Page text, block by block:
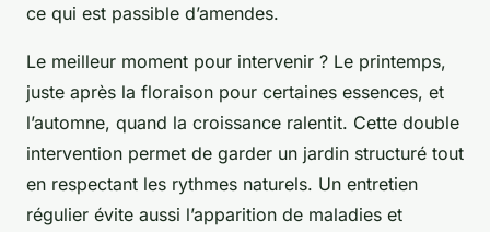
ce qui est passible d’amendes.
Le meilleur moment pour intervenir ? Le printemps,
juste après la floraison pour certaines essences, et
l’automne, quand la croissance ralentit. Cette double
intervention permet de garder un jardin structuré tout
en respectant les rythmes naturels. Un entretien
régulier évite aussi l’apparition de maladies et